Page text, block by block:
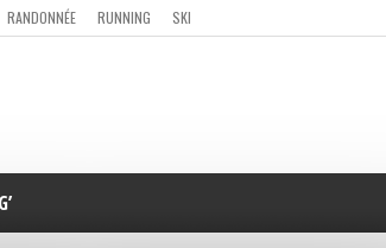
RANDONNÉE RUNNING
SKI